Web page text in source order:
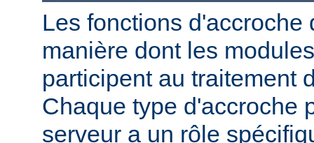
Les fonctions d'accroche
manière dont les
participent au traitement
Chaque type d'accroche
serveur a un rôle